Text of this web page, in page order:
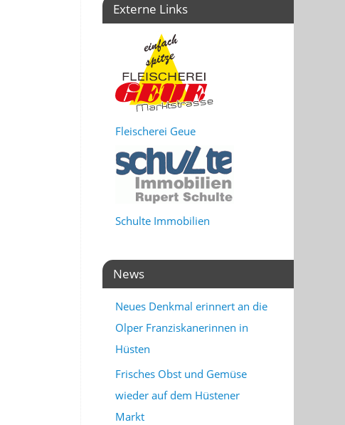
Externe Links
Fleischerei Geue
Schulte Immobilien
News
Neues Denkmal erinnert an die
Olper Franziskanerinnen in
Hüsten
Frisches Obst und Gemüse
wieder auf dem Hüstener
Markt